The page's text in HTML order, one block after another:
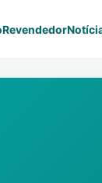
Revendedor